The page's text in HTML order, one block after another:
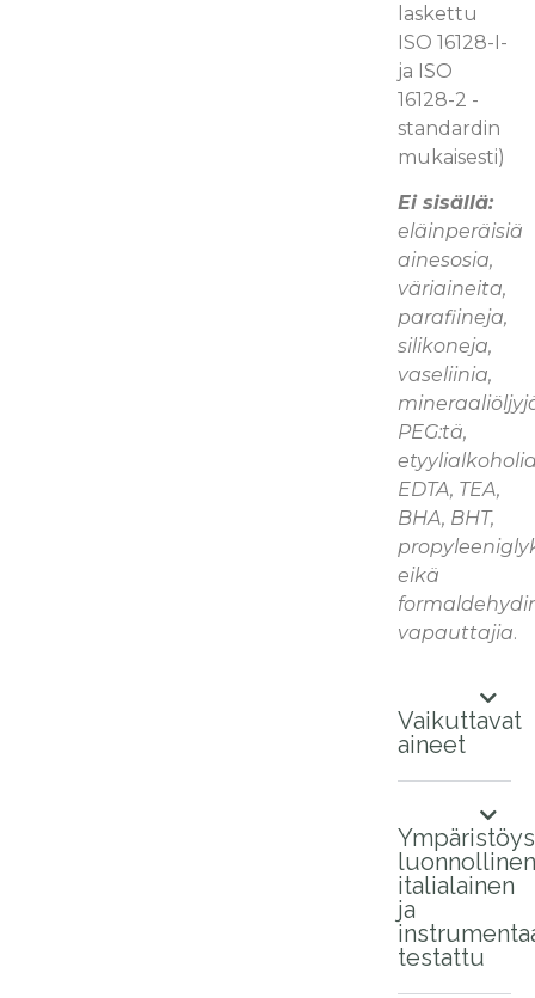
laskettu
ISO 16128-I-
ja ISO
16128-2 -
standardin
mukaisesti)
Ei sisällä:
eläinperäisiä
ainesosia,
väriaineita,
parafiineja,
silikoneja,
vaseliinia,
PEG:tä,
EDTA, TEA,
BHA, BHT,
eikä
vapauttajia.
Vaikuttavat
aineet
italialainen
ja
testattu